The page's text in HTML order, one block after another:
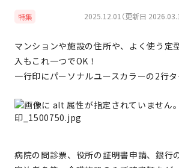
特集 2025.12.01（更新日
マンションや施設の住所や、よく使う定
入もこれ一つでOK！
一行印にパーソナルユースカラーの2行タ
病院の問診票、役所の証明書申請、銀行